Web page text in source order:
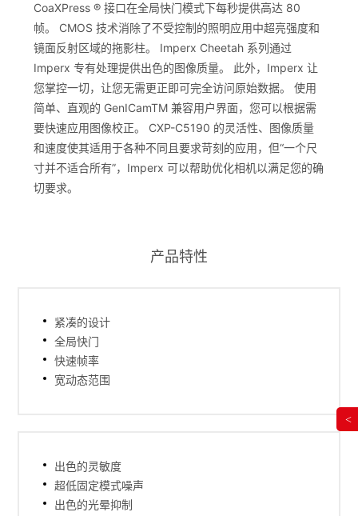
CoaXPress ® 接口在全局快门模式下每秒提供高达 80
帧。 CMOS 技术消除了不受控制的照明应用中超亮强度和
镜面反射区域的拖影柱。 Imperx Cheetah 系列通过
Imperx 专有处理提供出色的图像质量。 此外，Imperx 让
您掌控一切，让您无需更正即可完全访问原始数据。 使用
简单、直观的 GenICamTM 兼容用户界面，您可以根据需
要快速应用图像校正。 CXP-C5190 的灵活性、图像质量
和速度使其适用于各种不同且要求苛刻的应用，但“一个尺
寸并不适合所有”，Imperx 可以帮助优化相机以满足您的确
切要求。
产品特性
紧凑的设计
全局快门
快速帧率
宽动态范围
出色的灵敏度
超低固定模式噪声
出色的光晕抑制
<